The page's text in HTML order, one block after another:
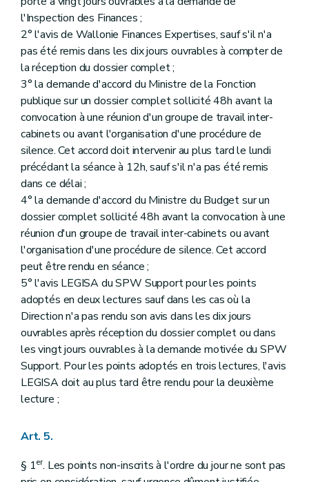
l'Inspection des Finances ;
2° l'avis de Wallonie Finances Expertises, sauf s'il n'a
pas été remis dans les dix jours ouvrables à compter de
la réception du dossier complet ;
3° la demande d'accord du Ministre de la Fonction
publique sur un dossier complet sollicité 48h avant la
convocation à une réunion d'un groupe de travail inter-
cabinets ou avant l'organisation d'une procédure de
silence. Cet accord doit intervenir au plus tard le lundi
précédant la séance à 12h, sauf s'il n'a pas été remis
dans ce délai ;
4° la demande d'accord du Ministre du Budget sur un
dossier complet sollicité 48h avant la convocation à une
réunion d'un groupe de travail inter-cabinets ou avant
l'organisation d'une procédure de silence. Cet accord
peut être rendu en séance ;
5° l'avis LEGISA du SPW Support pour les points
adoptés en deux lectures sauf dans les cas où la
Direction n'a pas rendu son avis dans les dix jours
ouvrables après réception du dossier complet ou dans
les vingt jours ouvrables à la demande motivée du SPW
Support. Pour les points adoptés en trois lectures, l'avis
LEGISA doit au plus tard être rendu pour la deuxième
lecture ;
Art. 5.
§ 1er. Les points non-inscrits à l'ordre du jour ne sont pas